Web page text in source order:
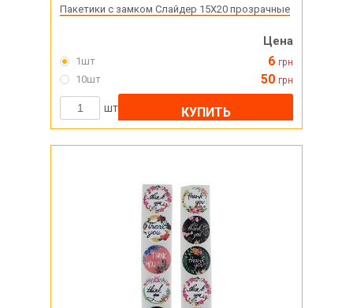
Пакетики с замком Слайдер 15X20 прозрачные
Цена
1шт 6 грн
10шт 50 грн
шт КУПИТЬ